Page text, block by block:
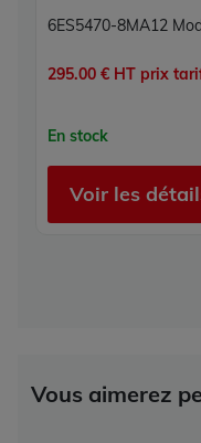
295.00 € HT prix
En stock
Voir les
Vous aimerez